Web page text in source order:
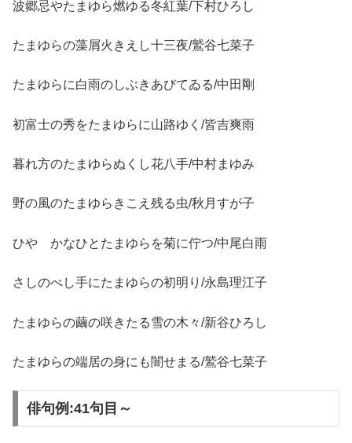
波郷忌やたまゆら燃ゆる冬紅葉/下村ひろし
たまゆらの藻屑火きえし十三夜/鷲谷七菜子
たまゆらに白雨のしぶきあびてゐる/中田剛
初富士の秀をたまゆらに山路ゆく/皆吉爽雨
暮れ方のたまゆらぬくし花八手/中村まゆみ
野の風のたまゆらきこえ残る虫/秋月すが子
ひやゝかなひとたまゆらを菊に佇つ/中尾白雨
さしのべし手にたまゆらの初明り/永島理江子
たまゆらの繭の咲きたる雪の木々/新谷ひろし
たまゆらの端居の身にも闇せまる/鷲谷七菜子
俳句例:41句目～